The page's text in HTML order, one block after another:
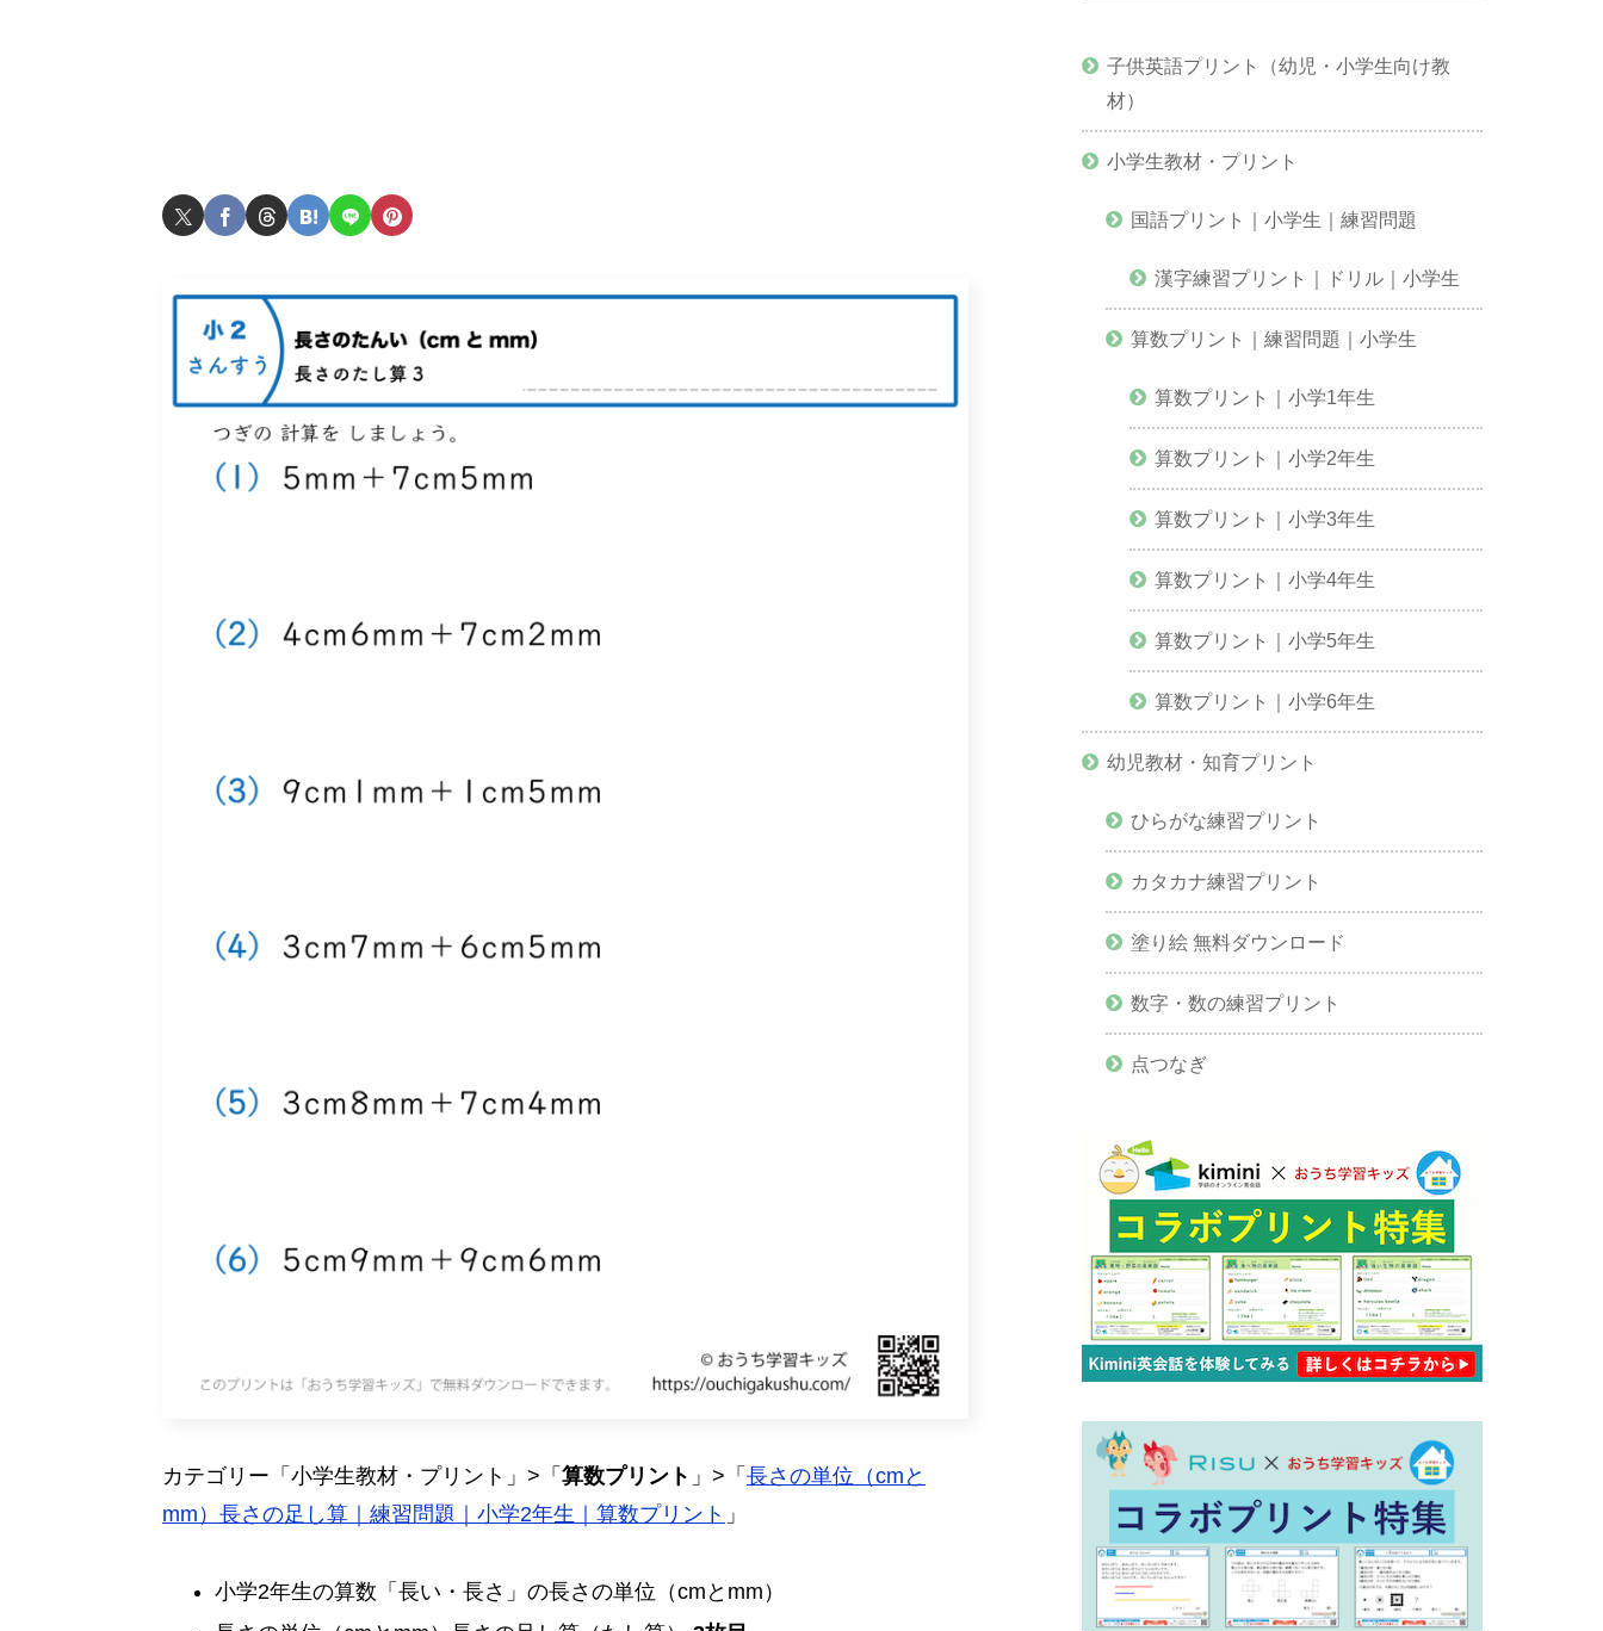
カテゴリー「小学生教材・プリント」>「 算数プリント 」>「 長さの単位（cmと
mm）長さの足し算｜練習問題｜小学2年生｜算数プリント 」
小学2年生の算数「長い・長さ」の長さの単位（cmとmm）
子供英語プリント（幼児・小学生向け教
材）
小学生教材・プリント
国語プリント｜小学生｜練習問題
漢字練習プリント｜ドリル｜小学生
算数プリント｜練習問題｜小学生
算数プリント｜小学1年生
算数プリント｜小学2年生
算数プリント｜小学3年生
算数プリント｜小学4年生
算数プリント｜小学5年生
算数プリント｜小学6年生
幼児教材・知育プリント
ひらがな練習プリント
カタカナ練習プリント
塗り絵 無料ダウンロード
数字・数の練習プリント
点つなぎ